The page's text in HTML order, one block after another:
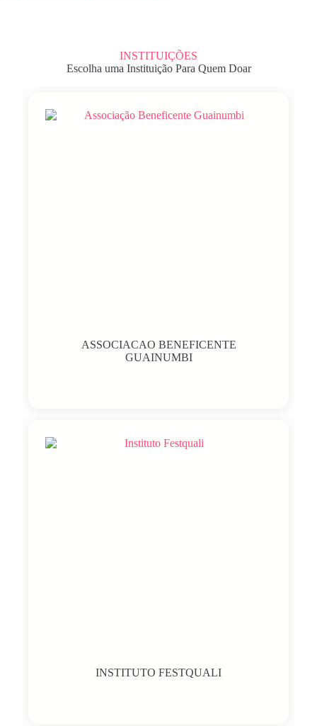
INSTITUIÇÕES
Escolha uma Instituição Para Quem Doar
ASSOCIACAO BENEFICENTE
GUAINUMBI
INSTITUTO FESTQUALI